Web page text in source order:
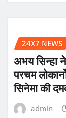
24X7 NEWS
अभय सिन्हा
परचम
सिनेमा की
admin